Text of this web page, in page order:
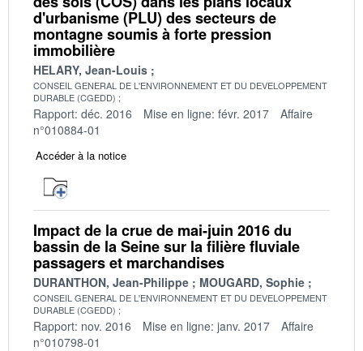
d'urbanisme (PLU) des secteurs de
montagne soumis à forte pression
immobilière
HELARY, Jean-Louis
CONSEIL GENERAL DE L'ENVIRONNEMENT ET DU DEVELOPPEMENT
DURABLE (CGEDD)
Rapport: déc. 2016 Mise en ligne: févr. 2017
Affaire
n°010884-01
Accéder à la notice
Impact de la crue de mai-juin 2016 du
bassin de la Seine sur la filière fluviale
passagers et marchandises
DURANTHON, Jean-Philippe MOUGARD, Sophie
CONSEIL GENERAL DE L'ENVIRONNEMENT ET DU DEVELOPPEMENT
DURABLE (CGEDD)
Rapport: nov. 2016 Mise en ligne: janv. 2017
Affaire
n°010798-01